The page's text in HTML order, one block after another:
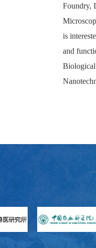
Foundry,
is
and
Biological